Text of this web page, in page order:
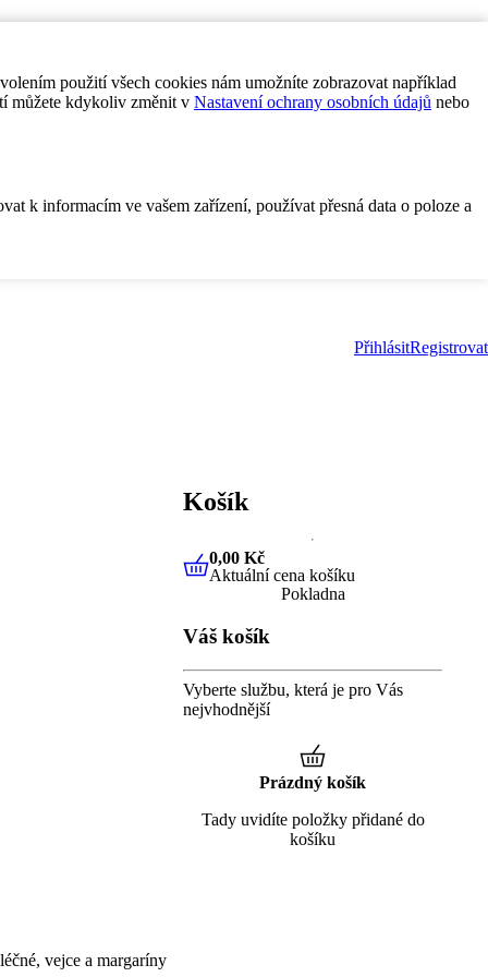
použití všech cookies nám umožníte zobrazovat například
můžete kdykoliv změnit v Nastavení ochrany osobních údajů nebo
k informacím ve vašem zařízení, používat přesná data o poloze a
PřihlásitRegistrovat
vejce a margaríny
Košík
0,00 KčAktuální cena košíku
0,00 Kč
Aktuální cena košíku
Pokladna
Váš košík
Vyberte službu, která je pro Vás
nejvhodnější
Prázdný košík
Tady uvidíte položky přidané do
košíku